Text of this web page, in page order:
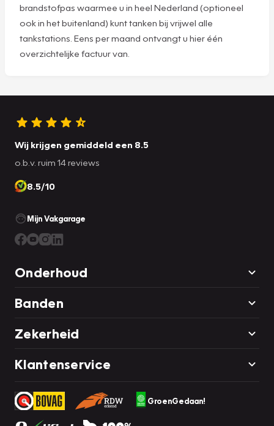
brandstofpas waarmee u in heel Nederland (optioneel
ook in het buitenland) kunt tanken bij vrijwel alle
tankstations. Eens per maand ontvangt u hier één
overzichtelijke factuur van.
Wij krijgen gemiddeld een 8.5
o.b.v. ruim 14 reviews
8.5/10
Mijn Vakgarage
Onderhoud
Banden
Zekerheid
Klantenservice
GroenGedaan!